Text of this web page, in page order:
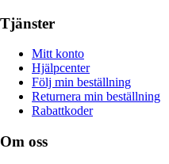
Tjänster
Mitt konto
Hjälpcenter
Följ min beställning
Returnera min beställning
Rabattkoder
Om oss